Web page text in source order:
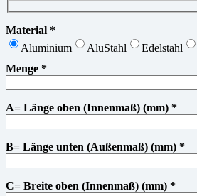
Material *
Aluminium
AluStahl Edelstahl
Menge *
A= Länge oben (Innenmaß) (mm) *
B= Länge unten (Außenmaß) (mm) *
C= Breite oben (Innenmaß) (mm) *